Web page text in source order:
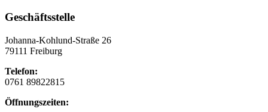
Geschäftsstelle
Johanna-Kohlund-Straße 26
79111 Freiburg
Telefon:
0761 89822815
Öffnungszeiten: